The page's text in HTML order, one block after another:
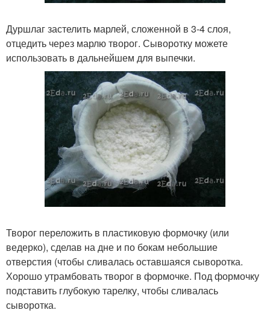
Дуршлаг застелить марлей, сложенной в 3-4 слоя,
отцедить через марлю творог. Сыворотку можете
использовать в дальнейшем для выпечки.
Творог переложить в пластиковую формочку (или
ведерко), сделав на дне и по бокам небольшие
отверстия (чтобы сливалась оставшаяся сыворотка.
Хорошо утрамбовать творог в формочке. Под формочку
подставить глубокую тарелку, чтобы сливалась
сыворотка.